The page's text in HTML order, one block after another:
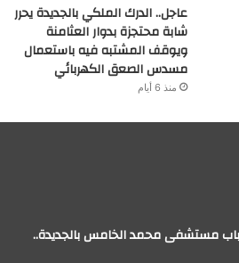
عاجل.. الدرك الملكي بالجديدة يحرر
شابة محتجزة بدوار العثامنة
ويوقف المشتبه فيه باستعمال
مسدس الصعق الكهربائي
منذ 6 أيام
مستشفى محمد الخامس بالجديدة..